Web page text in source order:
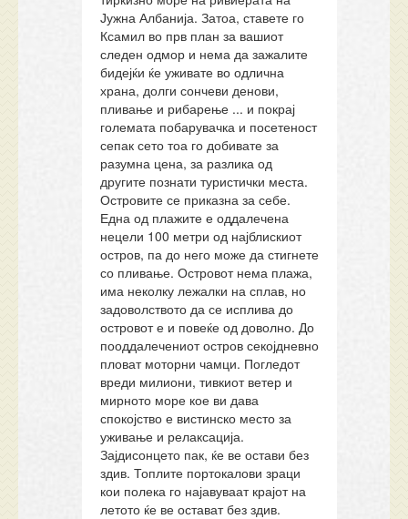
Јужна Албанија. Затоа, ставете го
Ксамил во прв план за вашиот
следен одмор и нема да зажалите
бидејќи ќе уживате во одлична
храна, долги сончеви денови,
пливање и рибарење ... и покрај
големата побарувачка и посетеност
сепак сето тоа го добивате за
разумна цена, за разлика од
другите познати туристички места.
Островите се приказна за себе.
Една од плажите е оддалечена
нецели 100 метри од најблискиот
остров, па до него може да стигнете
со пливање. Островот нема плажа,
има неколку лежалки на сплав, но
задоволството да се исплива до
островот е и повеќе од доволно. До
пооддалечениот остров секојдневно
пловат моторни чамци. Погледот
вреди милиони, тивкиот ветер и
мирното море кое ви дава
спокојство е вистинско место за
уживање и релаксација.
Зајдисонцето пак, ќе ве остави без
здив. Топлите портокалови зраци
кои полека го најавуваат крајот на
летото ќе ве остават без здив.